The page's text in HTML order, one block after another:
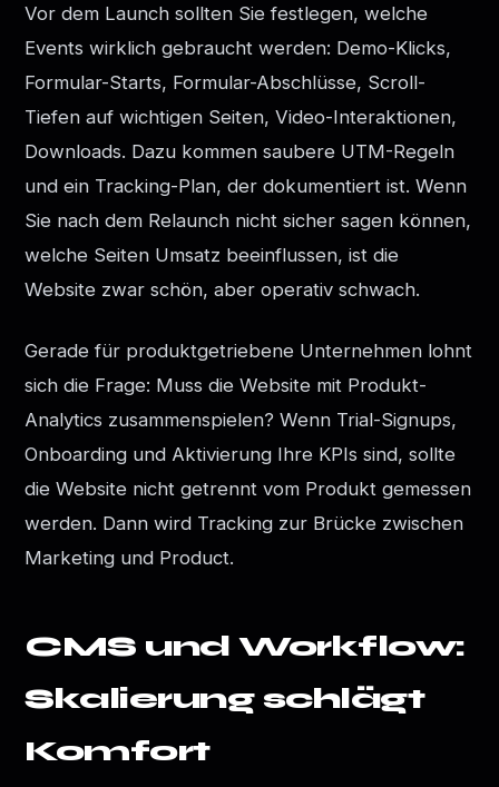
Vor dem Launch sollten Sie festlegen, welche
Events wirklich gebraucht werden: Demo-Klicks,
Formular-Starts, Formular-Abschlüsse, Scroll-
Tiefen auf wichtigen Seiten, Video-Interaktionen,
Downloads. Dazu kommen saubere UTM-Regeln
und ein Tracking-Plan, der dokumentiert ist. Wenn
Sie nach dem Relaunch nicht sicher sagen können,
welche Seiten Umsatz beeinflussen, ist die
Website zwar schön, aber operativ schwach.
Gerade für produktgetriebene Unternehmen lohnt
sich die Frage: Muss die Website mit Produkt-
Analytics zusammenspielen? Wenn Trial-Signups,
Onboarding und Aktivierung Ihre KPIs sind, sollte
die Website nicht getrennt vom Produkt gemessen
werden. Dann wird Tracking zur Brücke zwischen
Marketing und Product.
CMS und Workflow:
Skalierung schlägt
Komfort